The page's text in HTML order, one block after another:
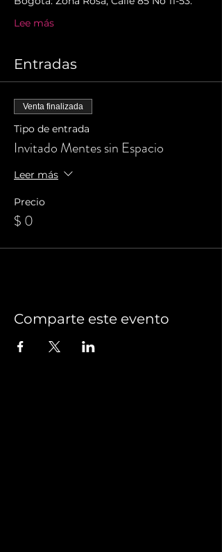
Lee más
Entradas
Venta finalizada
Tipo de entrada
Invitado Mentes sin Espacio
Leer más
Precio
$ 0
Comparte este evento